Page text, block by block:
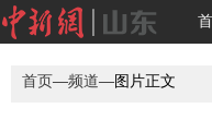
首页—频道—图片正文